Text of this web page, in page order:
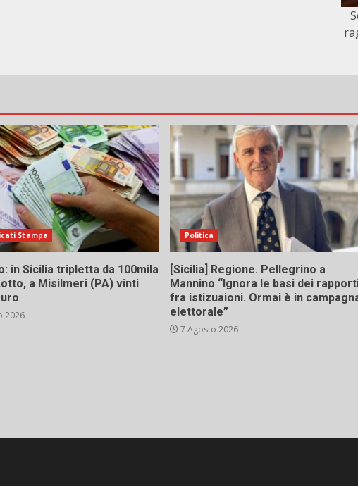
Stampa
in Sicilia tripletta da 100mila
a Misilmeri (PA) vinti
2026
Politica
[Sicilia] Regione. Pellegrino a
Mannino “Ignora le basi dei
fra istizuaioni. Ormai è in
elettorale”
7 Agosto 2026